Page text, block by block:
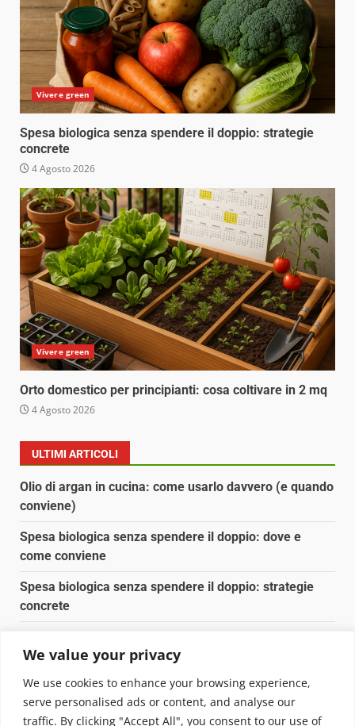
We value your privacy
We use cookies to enhance your browsing experience,
serve personalised ads or content, and analyse our
traffic. By clicking "Accept All", you consent to our use of
Vivere green
Spesa biologica senza spendere il doppio: strategie
concrete
4 Agosto 2026
Vivere green
Orto domestico per principianti: cosa coltivare in 2 mq
4 Agosto 2026
ULTIMI ARTICOLI
Olio di argan in cucina: come usarlo davvero (e quando
conviene)
Spesa biologica senza spendere il doppio: dove e
come conviene
Spesa biologica senza spendere il doppio: strategie
concrete
Pulizia naturale della casa: 3 ingredienti che
sostituiscono 10 prodotti chimici